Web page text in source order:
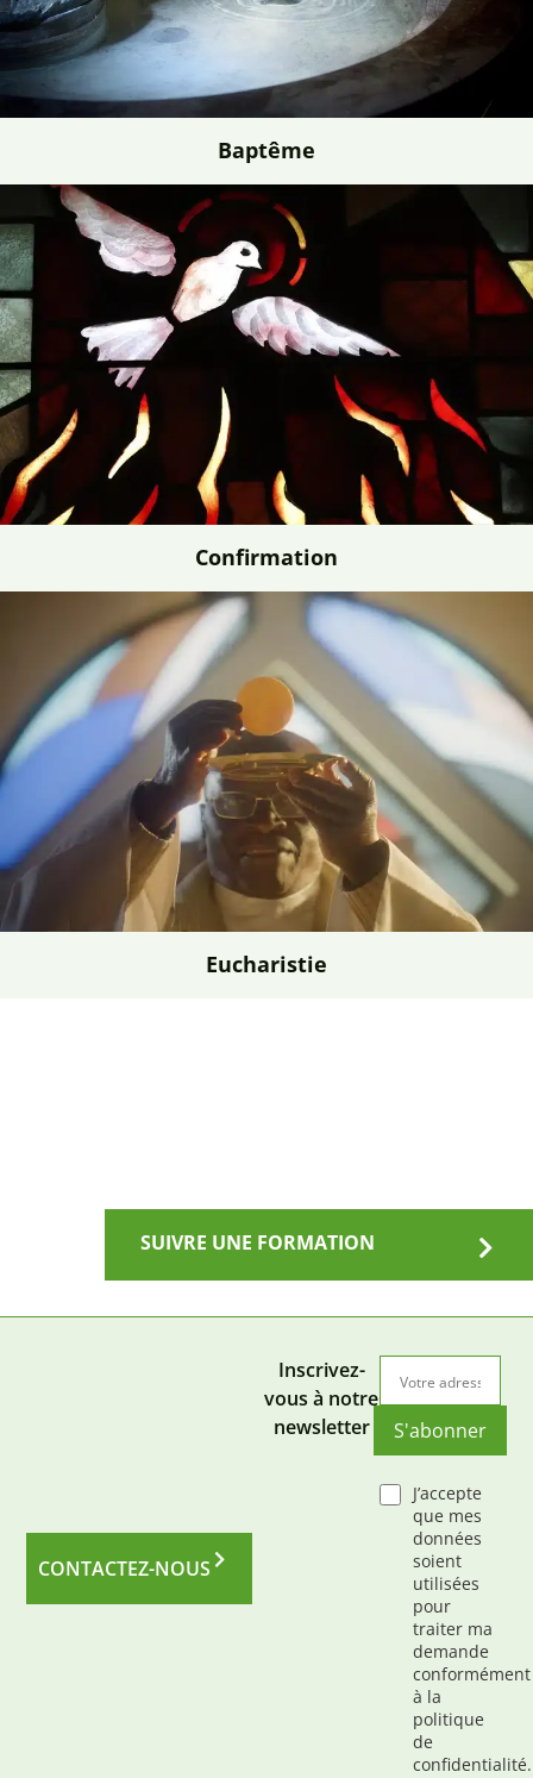
Baptême
Confirmation
Eucharistie
SUIVRE UNE FORMATION
CONTACTEZ-NOUS
Inscrivez-
vous à notre
newsletter
S'abonner
J’accepte
que mes
données
soient
utilisées
pour
traiter ma
demande
conformément
à la
politique
de
confidentialité.